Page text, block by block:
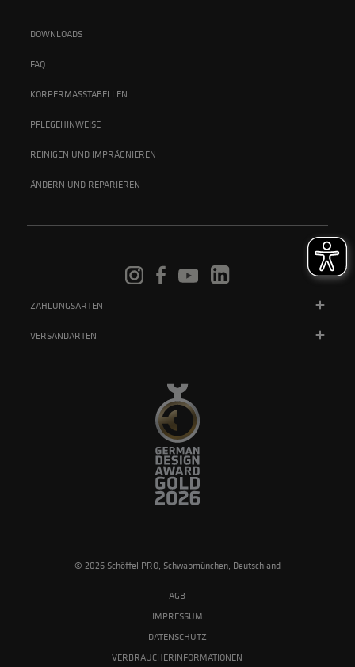
DOWNLOADS
FAQ
KÖRPERMASSTABELLEN
PFLEGEHINWEISE
REINIGEN UND IMPRÄGNIEREN
ÄNDERN UND REPARIEREN
ZAHLUNGSARTEN
VERSANDARTEN
© 2026 Schöffel PRO, Schwabmünchen, Deutschland
AGB
IMPRESSUM
DATENSCHUTZ
VERBRAUCHERINFORMATIONEN